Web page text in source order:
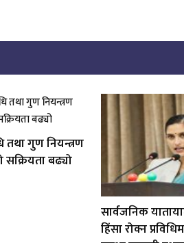
तथा गुण नियन्त्रण
बढ्यो
सार्वजनिक
हिंसा रोक्न